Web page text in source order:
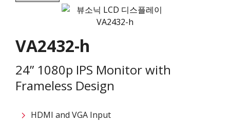
VA2432-h
24” 1080p IPS Monitor with
Frameless Design
HDMI and VGA Input